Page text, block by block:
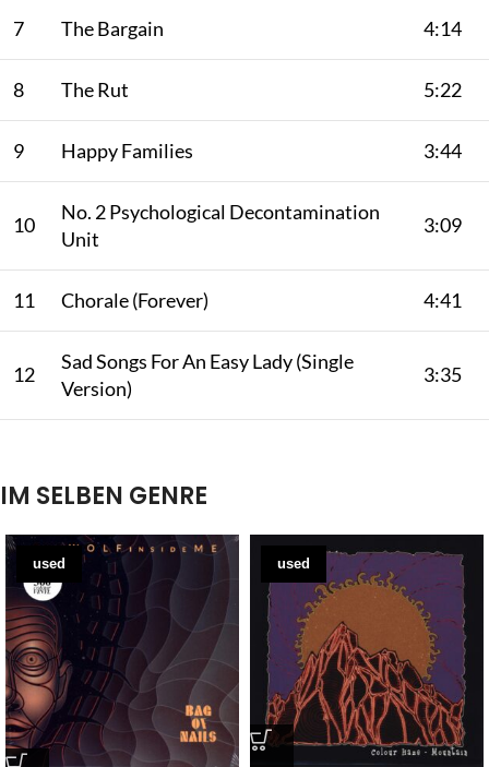
7 The Bargain 4:14
8 The Rut 5:22
9 Happy Families 3:44
10
No. 2 Psychological Decontamination
Unit
3:09
11 Chorale (Forever) 4:41
12
Sad Songs For An Easy Lady (Single
Version)
3:35
IM SELBEN GENRE
used used